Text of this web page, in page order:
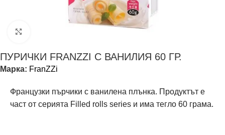
ПУРИЧКИ FRANZZI С ВАНИЛИЯ 60 ГР.
Марка: FranZZi
Французки пърчики с ванилена плънка. Продуктът е
част от серията Filled rolls series и има тегло 60 грама.